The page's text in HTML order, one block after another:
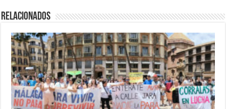
Relacionados